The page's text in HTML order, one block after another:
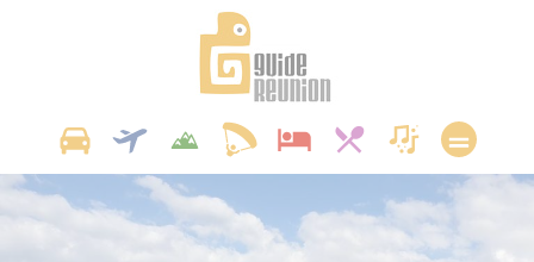
Panneau de gestion des cookies